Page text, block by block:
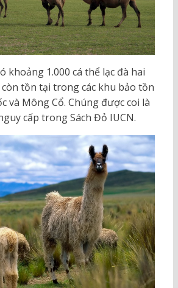
khoảng 1.000 cá thể lạc đà hai
tồn tại trong các khu bảo tồn
và Mông Cổ. Chúng được coi là
cấp trong Sách Đỏ IUCN.